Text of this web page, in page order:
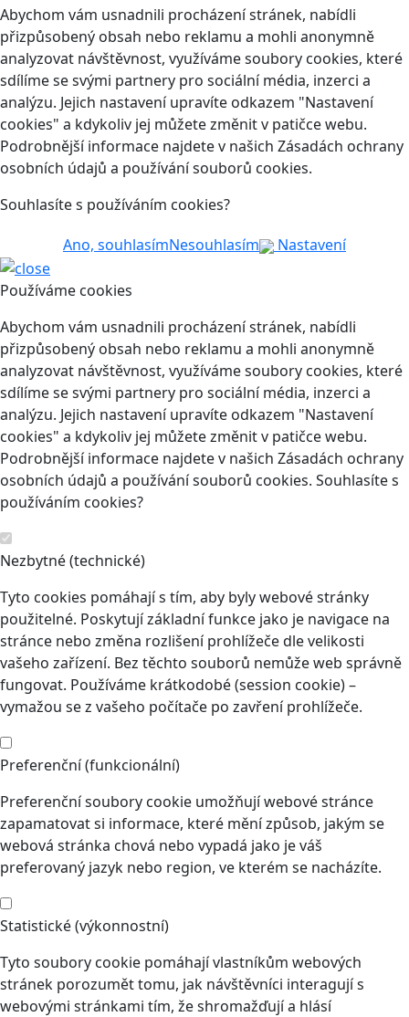
Abychom vám usnadnili procházení stránek, nabídli
přizpůsobený obsah nebo reklamu a mohli anonymně
analyzovat návštěvnost, využíváme soubory cookies, které
sdílíme se svými partnery pro sociální média, inzerci a
analýzu. Jejich nastavení upravíte odkazem "Nastavení
cookies" a kdykoliv jej můžete změnit v patičce webu.
Podrobnější informace najdete v našich Zásadách ochrany
osobních údajů a používání souborů cookies.
Souhlasíte s používáním cookies?
Ano, souhlasímNesouhlasím Nastavení
Používáme cookies
Abychom vám usnadnili procházení stránek, nabídli
přizpůsobený obsah nebo reklamu a mohli anonymně
analyzovat návštěvnost, využíváme soubory cookies, které
sdílíme se svými partnery pro sociální média, inzerci a
analýzu. Jejich nastavení upravíte odkazem "Nastavení
cookies" a kdykoliv jej můžete změnit v patičce webu.
Podrobnější informace najdete v našich Zásadách ochrany
osobních údajů a používání souborů cookies. Souhlasíte s
používáním cookies?
Nezbytné (technické)
Tyto cookies pomáhají s tím, aby byly webové stránky
použitelné. Poskytují základní funkce jako je navigace na
stránce nebo změna rozlišení prohlížeče dle velikosti
vašeho zařízení. Bez těchto souborů nemůže web správně
fungovat. Používáme krátkodobé (session cookie) –
vymažou se z vašeho počítače po zavření prohlížeče.
Preferenční (funkcionální)
Preferenční soubory cookie umožňují webové stránce
zapamatovat si informace, které mění způsob, jakým se
webová stránka chová nebo vypadá jako je váš
preferovaný jazyk nebo region, ve kterém se nacházíte.
Statistické (výkonnostní)
Tyto soubory cookie pomáhají vlastníkům webových
stránek porozumět tomu, jak návštěvníci interagují s
webovými stránkami tím, že shromažďují a hlásí